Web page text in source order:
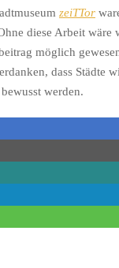
zeiTTor
diese Arbeit wäre
möglich
dass Städte
werden.